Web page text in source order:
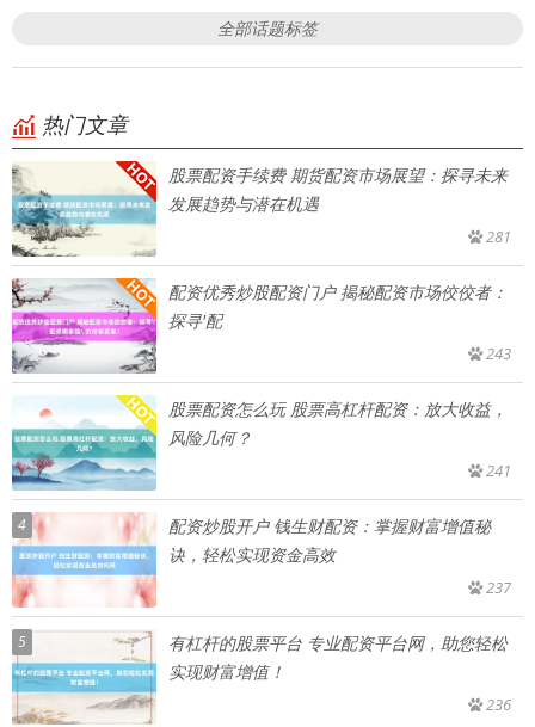
全部话题标签
热门文章
股票配资手续费 期货配资市场展望：探寻未来
发展趋势与潜在机遇
281
配资优秀炒股配资门户 揭秘配资市场佼佼者：
探寻'配
243
股票配资怎么玩 股票高杠杆配资：放大收益，
风险几何？
241
4
配资炒股开户 钱生财配资：掌握财富增值秘
诀，轻松实现资金高效
237
5
有杠杆的股票平台 专业配资平台网，助您轻松
实现财富增值！
236